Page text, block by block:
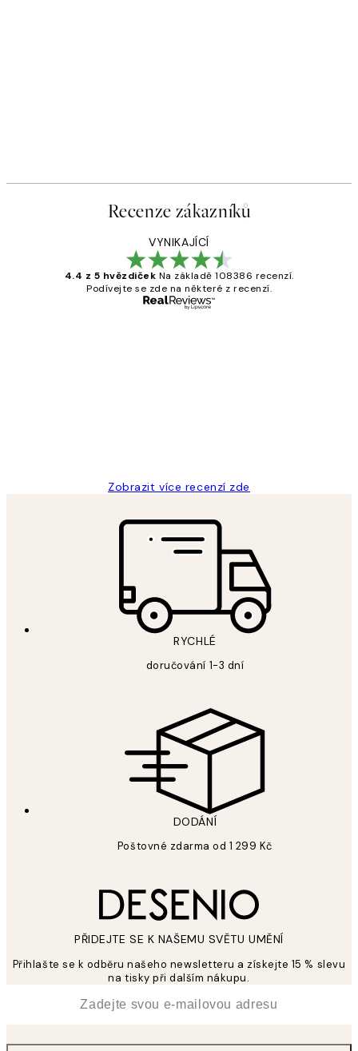
Recenze zákazníků
VYNIKAJÍCÍ
4.4 z 5 hvězdiček Na základě 108386 recenzí.
Podívejte se zde na některé z recenzí.
Zobrazit více recenzí zde
RYCHLÉ
doručování 1-3 dní
DODÁNÍ
Poštovné zdarma od 1 299 Kč
PŘIDEJTE SE K NAŠEMU SVĚTU UMĚNÍ
Přihlašte se k odběru našeho newsletteru a získejte 15 % slevu
na tisky při dalším nákupu.